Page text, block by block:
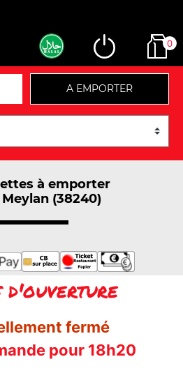
0
A EMPORTER
à emporter
(38240)
d'ouverture
fermé
pour 18h20